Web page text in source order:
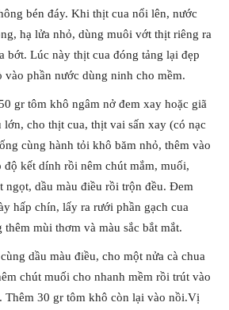
bén đáy. Khi thịt cua nổi lên, nước
hạ lửa nhỏ, dùng muôi vớt thịt riêng ra
bớt. Lúc này thịt cua đóng tảng lại đẹp
vào phần nước dùng ninh cho mềm.
gr tôm khô ngâm nở đem xay hoặc giã
lớn, cho thịt cua, thịt vai sấn xay (có nạc
cùng hành tỏi khô băm nhỏ, thêm vào
độ kết dính rồi nêm chút mắm, muối,
ngọt, dầu màu điều rồi trộn đều. Đem
hấp chín, lấy ra rưới phần gạch cua
thêm mùi thơm và màu sắc bắt mắt.
dầu màu điều, cho một nửa cà chua
chút muối cho nhanh mềm rồi trút vào
Thêm 30 gr tôm khô còn lại vào nồi.Vị